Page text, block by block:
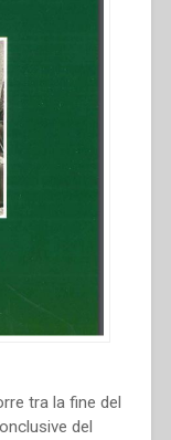
tra la fine del
del